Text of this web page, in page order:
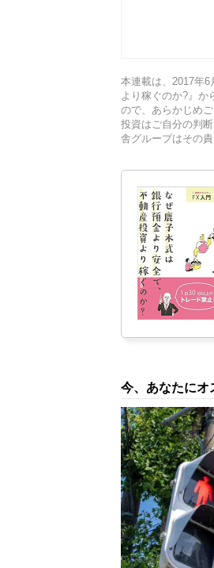
本連載は、2017年
より稼ぐのか?』か
ので、あらかじめご
投資はご自分の判
舎グループはその責
今、あなたにオ